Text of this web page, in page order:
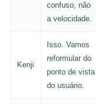
confuso, não
a velocidade.
Kenji
Isso. Vamos
reformular do
ponto de vista
do usuário.